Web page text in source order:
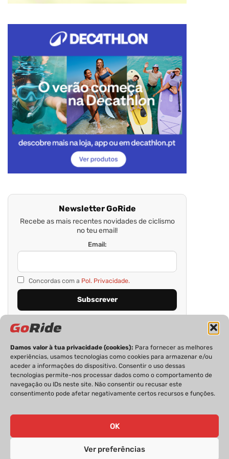
Damos valor à tua privacidade (cookies): Para fornecer as melhores
experiências, usamos tecnologias como cookies para armazenar e/ou
aceder a informações do dispositivo. Consentir o uso dessas
tecnologias permite-nos processar dados como o comportamento de
navegação ou IDs neste site. Não consentir ou recusar este
consentimento pode afetar negativamente certos recursos e funções.
OK
Ver preferências
Newsletter GoRide
Recebe as mais recentes novidades de ciclismo
no teu email!
Email:
Concordas com a Pol. Privacidade.
PRIVACIDADE FICHA TÉCNICA
ESTATUTO EDITORIAL